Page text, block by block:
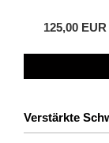
125,00 EUR
Verstärkte